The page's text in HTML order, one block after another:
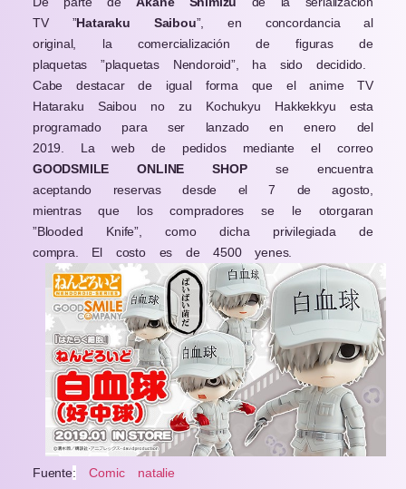
TV ”Hataraku Saibou”, en concordancia al
original, la comercialización de figuras de
plaquetas ”plaquetas Nendoroid”, ha sido decidido.
Cabe destacar de igual forma que el anime TV
Hataraku Saibou no zu Kochukyu Hakkekkyu esta
programado para ser lanzado en enero del
2019. La web de pedidos mediante el correo
GOODSMILE ONLINE SHOPse encuentra
aceptando reservas desde el 7 de agosto,
mientras que los compradores se le otorgaran
”Blooded Knife”, como dicha privilegiada de
compra. El costo es de 4500 yenes.
Fuente: Comic natalie